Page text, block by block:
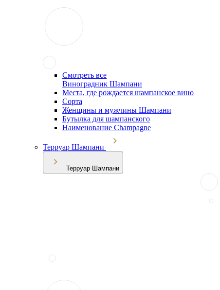
Смотреть все
Виноградник Шампани
Места, где рождается шампанское вино
Сорта
Женщины и мужчины Шампани
Бутылка для шампанского
Наименование Champagne
Терруар Шампани
Терруар Шампани